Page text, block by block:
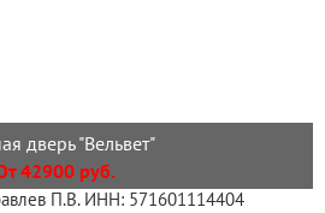
дверь "Вельвет"
42900 руб.
П.В. ИНН: 571601114404